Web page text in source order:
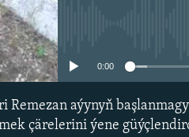
0:00
Remezan aýynyň
çärelerini ýene